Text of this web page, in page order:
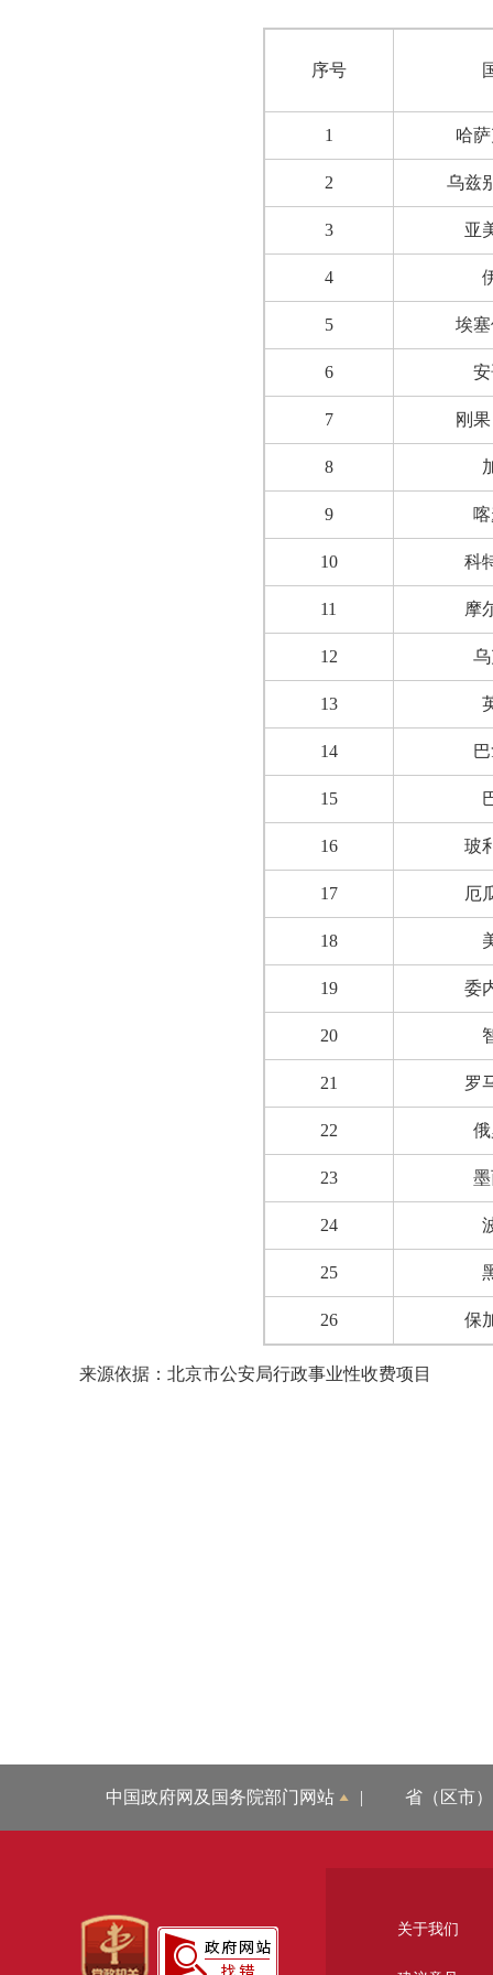
序号
1 哈
2 乌兹
3 亚
4
5 埃
6
7 刚
8
9
10 科
11 摩
12
13
14
15
16 玻
17 厄
18
19 委
20
21 罗
22
23
24
25
26 保
来源依据： 北京市公安局行政事业性收费项目
中国政府网及国务院部门网站 | 省（区市
关于我们